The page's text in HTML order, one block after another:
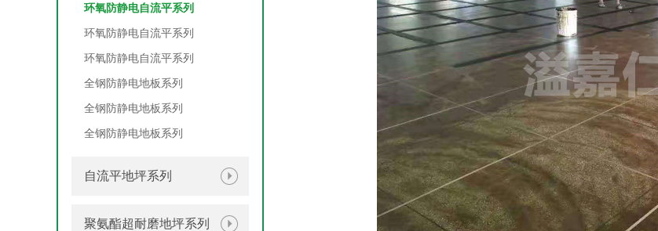
环氧防静电自流平系列
环氧防静电自流平系列
环氧防静电自流平系列
全钢防静电地板系列
全钢防静电地板系列
全钢防静电地板系列
自流平地坪系列
聚氨酯超耐磨地坪系列